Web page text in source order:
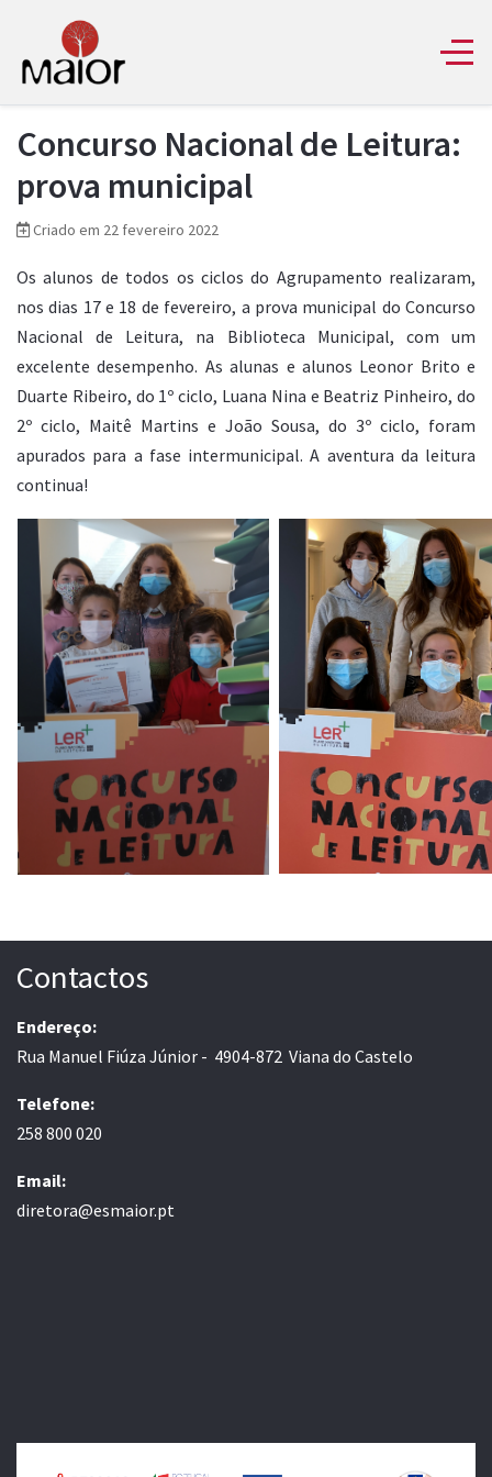
Concurso Nacional de Leitura:
prova municipal
Criado em 22 fevereiro 2022
Os alunos de todos os ciclos do Agrupamento realizaram,
nos dias 17 e 18 de fevereiro, a prova municipal do Concurso
Nacional de Leitura, na Biblioteca Municipal, com um
excelente desempenho. As alunas e alunos Leonor Brito e
Duarte Ribeiro, do 1º ciclo, Luana Nina e Beatriz Pinheiro, do
2º ciclo, Maitê Martins e João Sousa, do 3º ciclo, foram
apurados para a fase intermunicipal. A aventura da leitura
continua!
Contactos
Endereço:
Rua Manuel Fiúza Júnior - 4904-872 Viana do Castelo
Telefone:
258 800 020
Email:
diretora@esmaior.pt